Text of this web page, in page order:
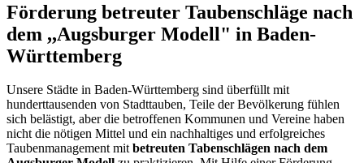
Förderung betreuter Taubenschläge nach
dem ,,Augsburger Modell" in Baden-
Württemberg
Unsere Städte in Baden-Württemberg sind überfüllt mit
hunderttausenden von Stadttauben, Teile der Bevölkerung fühlen
sich belästigt, aber die betroffenen Kommunen und Vereine haben
nicht die nötigen Mittel und ein nachhaltiges und erfolgreiches
Taubenmanagement mitbetreuten Tabenschlägen nach dem